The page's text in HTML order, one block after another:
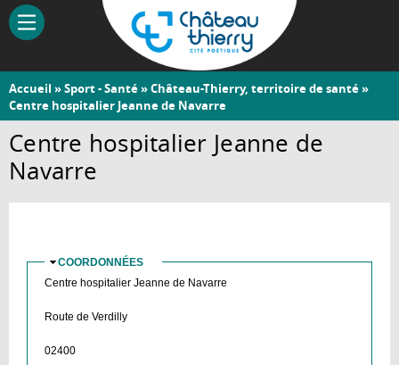
Aller
contenu
Château-
Thierry
Vous
êtes
ici
Accueil »Sport - Santé»Château-Thierry, territoire de santé»
Centre hospitalier Jeanne de Navarre
Centre hospitalier Jeanne de
Navarre
MASQUER
COORDONNÉES
Centre hospitalier Jeanne de Navarre
Route de Verdilly
02400